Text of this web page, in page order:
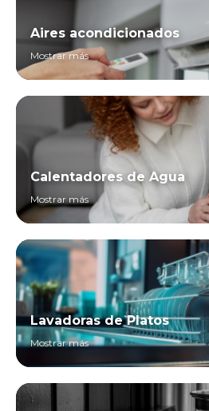
Aires acondicionados
Mostrar más
Calentadores de Agua
Mostrar más
Lavadoras de Platos
Mostrar más